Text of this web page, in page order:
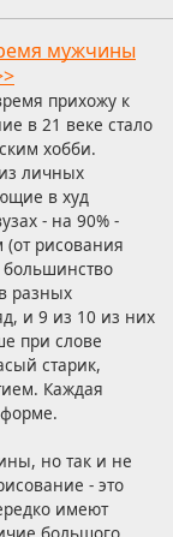
мужчины
прихожу к
в 21 веке стало
хобби.
личных
в худ
- на 90% -
рисования
разных
и 9 из 10 из них
при слове
старик,
Каждая
но так и не
- это
имеют